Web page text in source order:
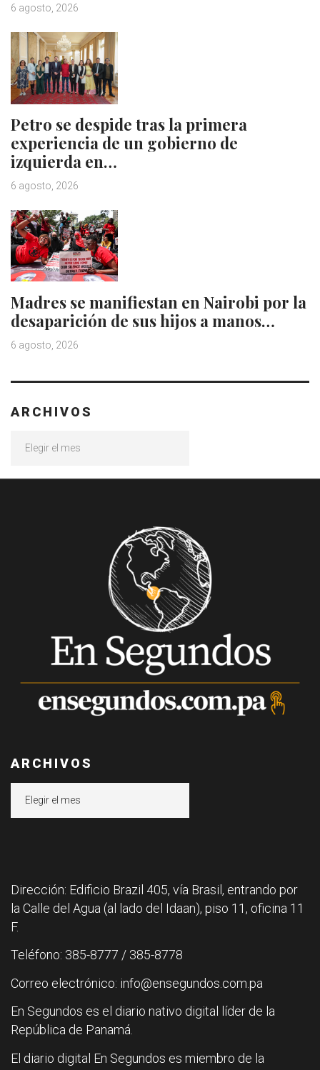
6 agosto, 2026
Petro se despide tras la primera
experiencia de un gobierno de
izquierda en…
6 agosto, 2026
Madres se manifiestan en Nairobi por la
desaparición de sus hijos a manos…
6 agosto, 2026
ARCHIVOS
ARCHIVOS
Dirección: Edificio Brazil 405, vía Brasil, entrando por
la Calle del Agua (al lado del Idaan), piso 11, oficina 11
F.
Teléfono: 385-8777 / 385-8778
Correo electrónico: info@ensegundos.com.pa
En Segundos es el diario nativo digital líder de la
República de Panamá.
El diario digital En Segundos es miembro de la